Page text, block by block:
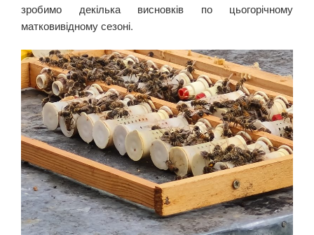
зробимо декілька висновків по цьогорічному
матковивідному сезоні.